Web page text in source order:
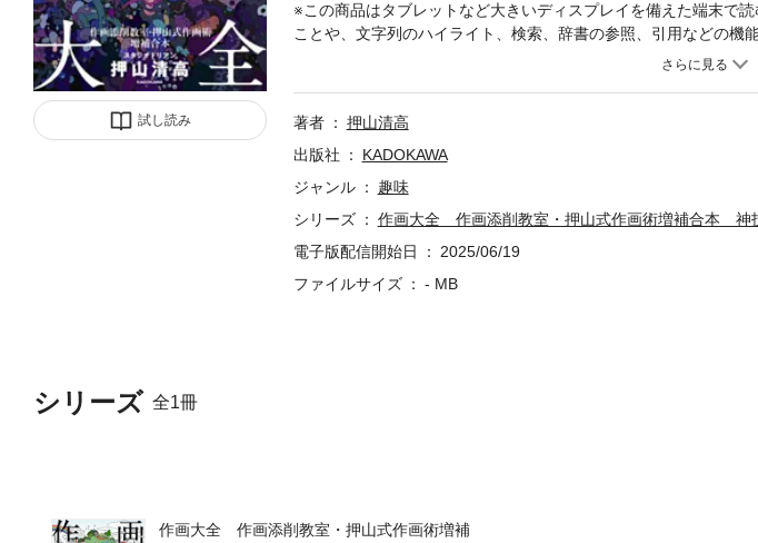
試し読み
シリーズ 全1冊
作画大全 作画添削教室・押山式作画術増補
※この商品はタブレットなど大きいディスプレイを備えた端末で
ことや、文字列のハイライト、検索、辞書の参照、引用などの機
ー、ポージング、カード風イラスト、風景と人、複数の人、風景
となった『電脳コイル』への参加エピソードなどを交えながら、
的に、よく描くために必要な「観察力」や注意点、情報の集め方
てクリエイティブをしているか。そういった作画の「極み」とい
著者
押山清高
出版社
KADOKAWA
ジャンル
趣味
シリーズ
作画大全 作画添削教室・押山式作画術増補合本 神
電子版配信開始日
2025/06/19
ファイルサイズ
- MB